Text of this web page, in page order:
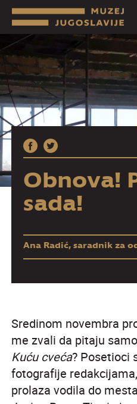
Obnova!
sada!
Ana Radić, saradnik za
Sredinom novembra
me zvali da pitaju
Kuću cveća? Posetioci
fotografije
prolaza vodila do